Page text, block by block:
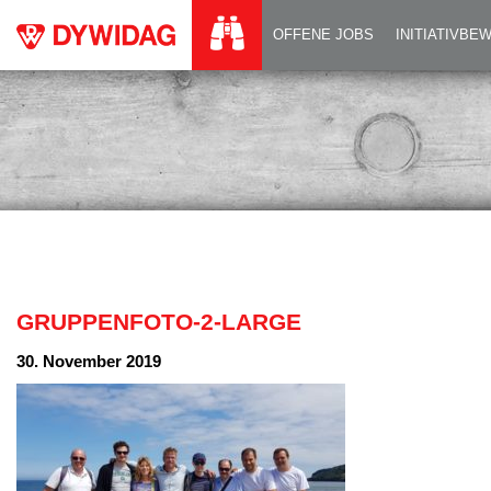
OFFENE JOBS
GRUPPENFOTO-2-
GRUPPENFOTO-2-LARGE
30. November 2019